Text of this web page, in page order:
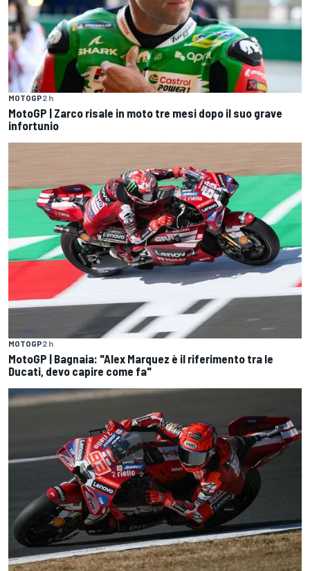
MOTOGP2 h
MotoGP | Zarco risale in moto tre mesi dopo il suo grave
infortunio
MOTOGP2 h
MotoGP | Bagnaia: "Alex Marquez è il riferimento tra le
Ducati, devo capire come fa"